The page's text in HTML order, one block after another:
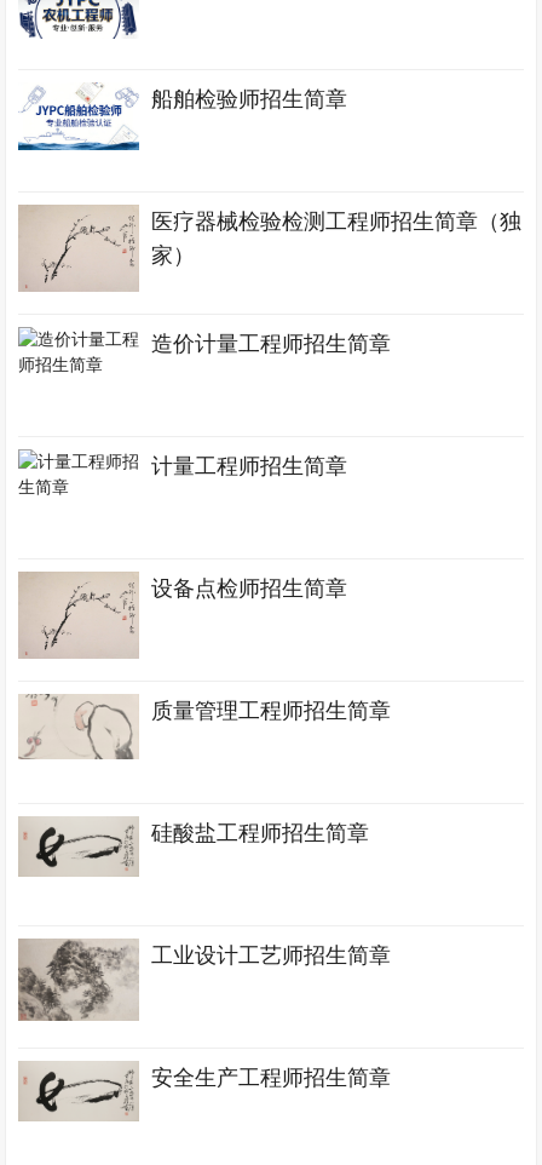
船舶检验师招生简章
医疗器械检验检测工程师招生简章（独
家）
造价计量工程师招生简章
计量工程师招生简章
设备点检师招生简章
质量管理工程师招生简章
硅酸盐工程师招生简章
工业设计工艺师招生简章
安全生产工程师招生简章